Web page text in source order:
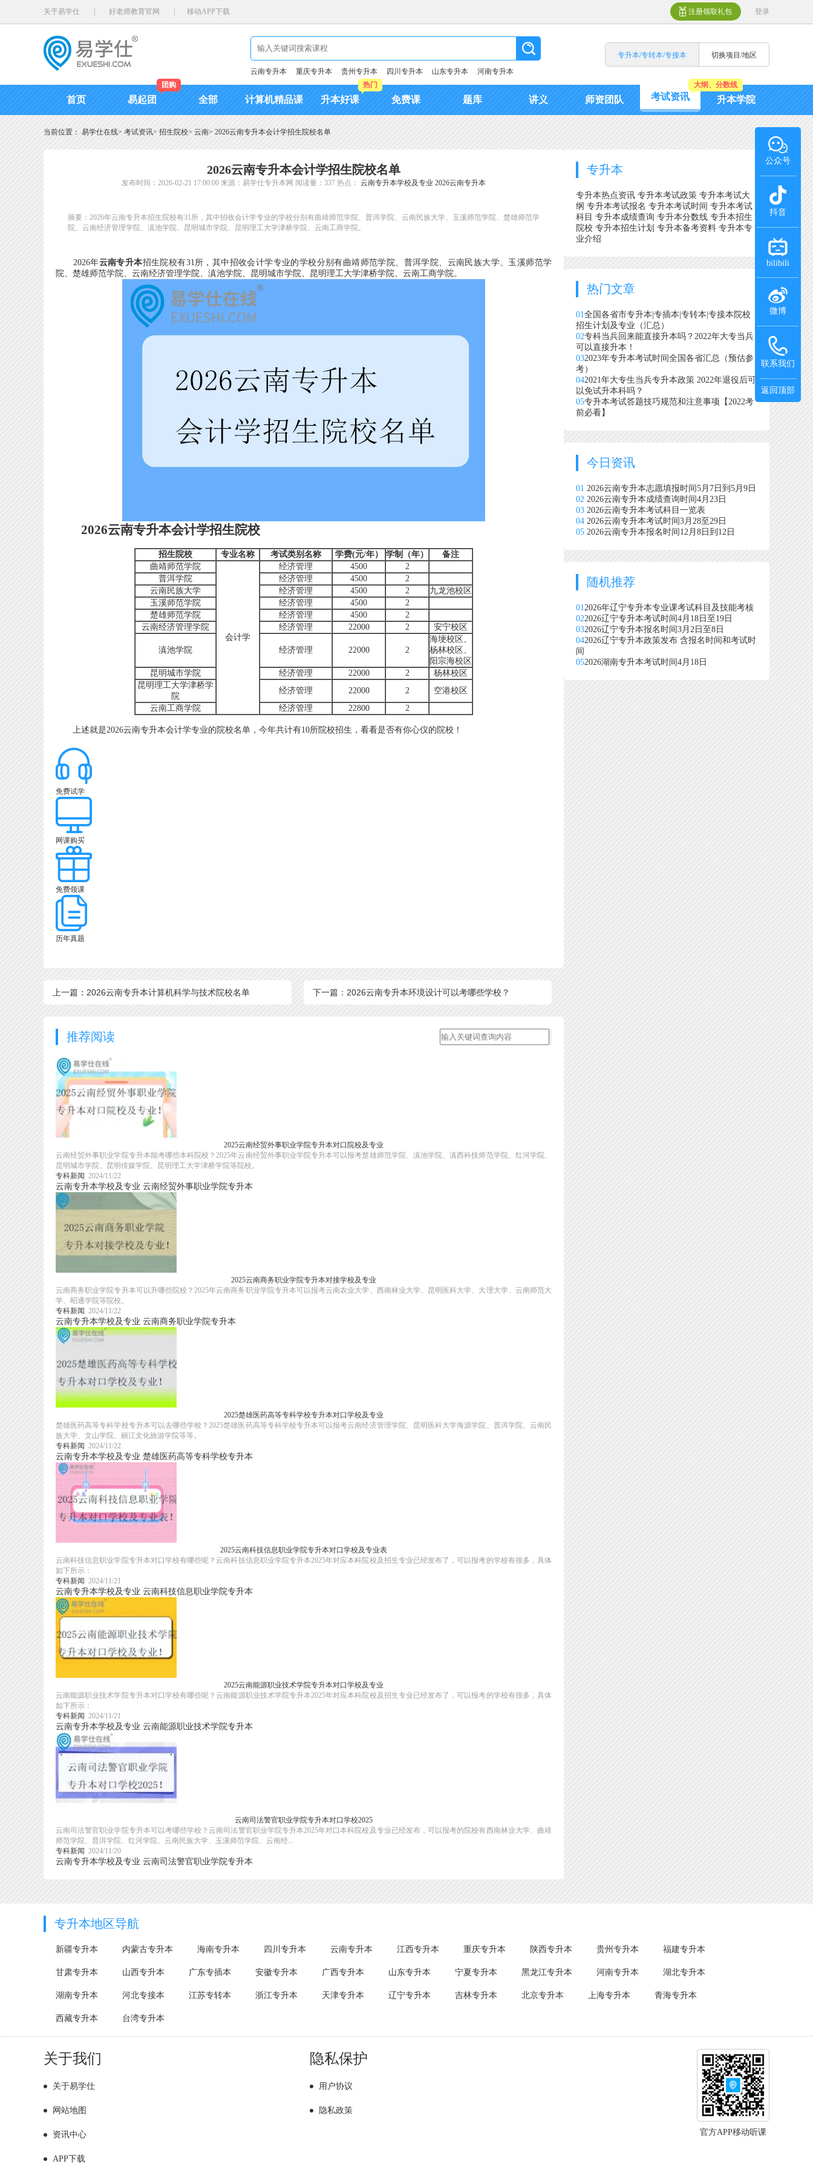
关于易学仕 好老师教育官网 移动APP下载 注册领取礼包 登录
云南专升本 重庆专升本 贵州专升本 四川专升本 山东专升本 河南专升本
专升本/专转本/专接本 切换项目/地区
首页 易起团
团购
全部 计算机精品课 升本好课
热门
免费课 题库 讲义 师资团队 考试资讯
大纲、分数线
升本学院
当前位置： 易学仕在线> 考试资讯> 招生院校> 云南> 2026云南专升本会计学招生院校名单
2026云南专升本会计学招生院校名单
发布时间：2026-02-21 17:00:00 来源：易学仕专升本网 阅读量：337 热点： 云南专升本学校及专业 2026云南专升本
摘要：2026年云南专升本招生院校有31所，其中招收会计学专业的学校分别有曲靖师范学院、普洱学院、云南民族大学、玉溪师范学院、楚雄师范学
院、云南经济管理学院、滇池学院、昆明城市学院、昆明理工大学津桥学院、云南工商学院。
2026年云南专升本招生院校有31所，其中招收会计学专业的学校分别有曲靖师范学院、普洱学院、云南民族大学、玉溪师范学
院、楚雄师范学院、云南经济管理学院、滇池学院、昆明城市学院、昆明理工大学津桥学院、云南工商学院。
2026云南专升本会计学招生院校
招生院校 专业名称 考试类别名称 学费(元/年） 学制（年）
备注
曲靖师范学院
会计学
经济管理 4500
2
普洱学院
经济管理 4500
2
云南民族大学
经济管理 4500 2
九龙池校区
玉溪师范学院
经济管理 4500
2
楚雄师范学院
经济管理 4500
2
云南经济管理学院
经济管理 22000 2 安宁校区
滇池学院 经济管理 22000 2
海埂校区、
杨林校区、
阳宗海校区
昆明城市学院
经济管理 22000 2
杨林校区
昆明理工大学津桥学
院
经济管理 22000 2
空港校区
云南工商学院
经济管理 22800 2
上述就是2026云南专升本会计学专业的院校名单，今年共计有10所院校招生，看看是否有你心仪的院校！
免费试学
网课购买
免费领课
历年真题
上一篇：2026云南专升本计算机科学与技术院校名单 下一篇：2026云南专升本环境设计可以考哪些学校？
推荐阅读
2025云南经贸外事职业学院专升本对口院校及专业
云南经贸外事职业学院专升本能考哪些本科院校？2025年云南经贸外事职业学院专升本可以报考楚雄师范学院、滇池学院、滇西科技师范学院、红河学院、
昆明城市学院、昆明传媒学院、昆明理工大学津桥学院等院校。
专科新闻 2024/11/22
云南专升本学校及专业 云南经贸外事职业学院专升本
2025云南商务职业学院专升本对接学校及专业
云南商务职业学院专升本可以升哪些院校？2025年云南商务职业学院专升本可以报考云南农业大学、西南林业大学、昆明医科大学、大理大学、云南师范大
学、昭通学院等院校。
专科新闻 2024/11/22
云南专升本学校及专业 云南商务职业学院专升本
2025楚雄医药高等专科学校专升本对口学校及专业
楚雄医药高等专科学校专升本可以去哪些学校？2025楚雄医药高等专科学校专升本可以报考云南经济管理学院、昆明医科大学海源学院、普洱学院、云南民
族大学、文山学院、丽江文化旅游学院等等。
专科新闻 2024/11/22
云南专升本学校及专业 楚雄医药高等专科学校专升本
2025云南科技信息职业学院专升本对口学校及专业表
云南科技信息职业学院专升本对口学校有哪些呢？云南科技信息职业学院专升本2025年对应本科院校及招生专业已经发布了，可以报考的学校有很多，具体
如下所示：
专科新闻 2024/11/21
云南专升本学校及专业 云南科技信息职业学院专升本
2025云南能源职业技术学院专升本对口学校及专业
云南能源职业技术学院专升本对口学校有哪些呢？云南能源职业技术学院专升本2025年对应本科院校及招生专业已经发布了，可以报考的学校有很多，具体
如下所示：
专科新闻 2024/11/21
云南专升本学校及专业 云南能源职业技术学院专升本
云南司法警官职业学院专升本对口学校2025
云南司法警官职业学院专升本可以考哪些学校？云南司法警官职业学院专升本2025年对口本科院校及专业已经发布，可以报考的院校有西南林业大学、曲靖
师范学院、普洱学院、红河学院、云南民族大学、玉溪师范学院、云南经...
专科新闻 2024/11/20
云南专升本学校及专业 云南司法警官职业学院专升本
专升本
专升本热点资讯 专升本考试政策 专升本考试大
纲 专升本考试报名 专升本考试时间 专升本考试
科目 专升本成绩查询 专升本分数线 专升本招生
院校 专升本招生计划 专升本备考资料 专升本专
业介绍
热门文章
01全国各省市专升本|专插本|专转本|专接本院校
招生计划及专业（汇总）
02专科当兵回来能直接升本吗？2022年大专当兵
可以直接升本！
032023年专升本考试时间全国各省汇总（预估参
考）
042021年大专生当兵专升本政策 2022年退役后可
以免试升本科吗？
05专升本考试答题技巧规范和注意事项【2022考
前必看】
今日资讯
01 2026云南专升本志愿填报时间5月7日到5月9日
02 2026云南专升本成绩查询时间4月23日
03 2026云南专升本考试科目一览表
04 2026云南专升本考试时间3月28至29日
05 2026云南专升本报名时间12月8日到12日
随机推荐
012026年辽宁专升本专业课考试科目及技能考核
022026辽宁专升本考试时间4月18日至19日
032026辽宁专升本报名时间3月2日至8日
042026辽宁专升本政策发布 含报名时间和考试时
间
052026湖南专升本考试时间4月18日
专升本地区导航
新疆专升本 内蒙古专升本 海南专升本 四川专升本 云南专升本 江西专升本 重庆专升本 陕西专升本 贵州专升本 福建专升本
甘肃专升本 山西专升本 广东专插本 安徽专升本 广西专升本 山东专升本 宁夏专升本 黑龙江专升本 河南专升本 湖北专升本
湖南专升本 河北专接本 江苏专转本 浙江专升本 天津专升本 辽宁专升本 吉林专升本 北京专升本 上海专升本 青海专升本
西藏专升本 台湾专升本
关于我们
关于易学仕
网站地图
资讯中心
APP下载
隐私保护
用户协议
隐私政策
官方APP移动听课
公众号
抖音
bilibili
微博
联系我们
返回顶部